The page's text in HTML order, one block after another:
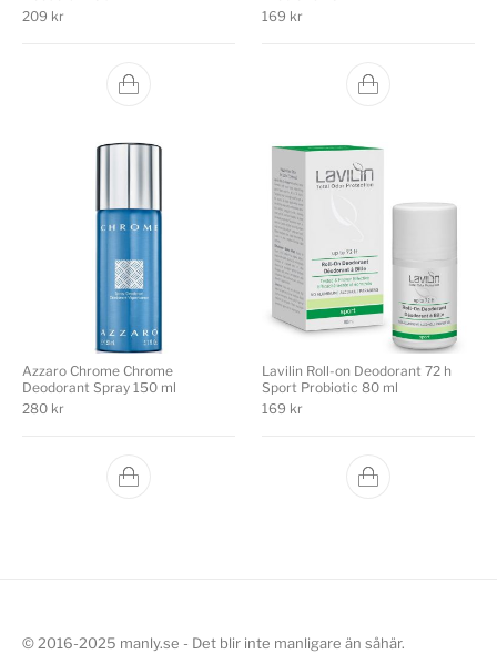
209 kr
169 kr
Azzaro Chrome Chrome
Deodorant Spray 150 ml
280 kr
Lavilin Roll-on Deodorant 72 h
Sport Probiotic 80 ml
169 kr
© 2016-2025 manly.se - Det blir inte manligare än såhär.